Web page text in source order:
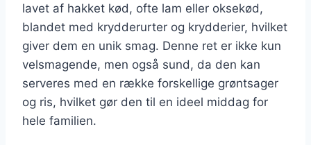
lavet af hakket kød, ofte lam eller oksekød,
blandet med krydderurter og krydderier, hvilket
giver dem en unik smag. Denne ret er ikke kun
velsmagende, men også sund, da den kan
serveres med en række forskellige grøntsager
og ris, hvilket gør den til en ideel middag for
hele familien.